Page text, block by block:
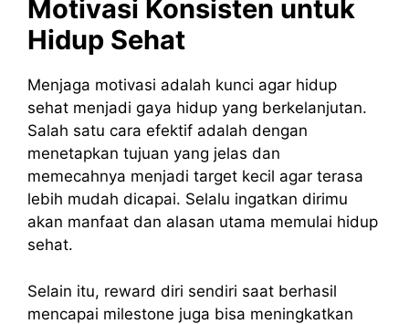
Motivasi Konsisten untuk
Hidup Sehat
Menjaga motivasi adalah kunci agar hidup
sehat menjadi gaya hidup yang berkelanjutan.
Salah satu cara efektif adalah dengan
menetapkan tujuan yang jelas dan
memecahnya menjadi target kecil agar terasa
lebih mudah dicapai. Selalu ingatkan dirimu
akan manfaat dan alasan utama memulai hidup
sehat.
Selain itu, reward diri sendiri saat berhasil
mencapai milestone juga bisa meningkatkan